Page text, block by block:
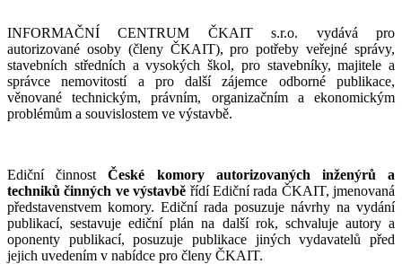
INFORMAČNÍ CENTRUM ČKAIT s.r.o. vydává pro
autorizované osoby (členy ČKAIT), pro potřeby veřejné správy,
stavebních středních a vysokých škol, pro stavebníky, majitele a
správce nemovitostí a pro další zájemce odborné publikace,
věnované technickým, právním, organizačním a ekonomickým
problémům a souvislostem ve výstavbě.
Ediční činnostČeské komory autorizovaných inženýrů a
techniků činných ve výstavbě řídí Ediční rada ČKAIT, jmenovaná
představenstvem komory. Ediční rada posuzuje návrhy na vydání
publikací, sestavuje ediční plán na další rok, schvaluje autory a
oponenty publikací, posuzuje publikace jiných vydavatelů před
jejich uvedením v nabídce pro členy ČKAIT.